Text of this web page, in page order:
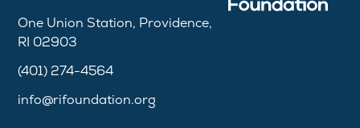
One Union Station, Providence,
RI 02903
(401) 274-4564
info@rifoundation.org